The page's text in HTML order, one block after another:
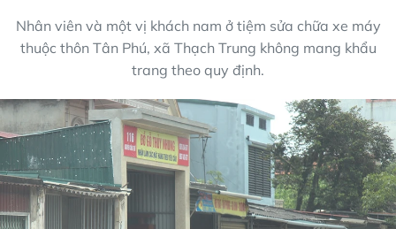
Nhân viên và một vị khách nam ở tiệm sửa chữa xe máy
thuộc thôn Tân Phú, xã Thạch Trung không mang khẩu
trang theo quy định.